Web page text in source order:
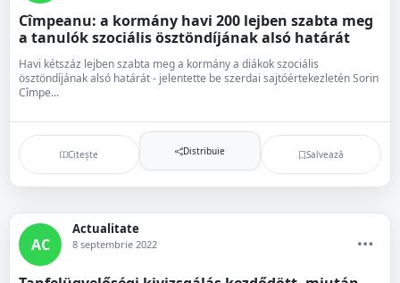
Cîmpeanu: a kormány havi 200 lejben szabta meg
a tanulók szociális ösztöndíjának alsó határát
Havi kétszáz lejben szabta meg a kormány a diákok szociális
ösztöndíjának alsó határát - jelentette be szerdai sajtóértekezletén Sorin
Cîmpe...
Citește Distribuie Salvează
AC
Actualitate
8 septembrie 2022